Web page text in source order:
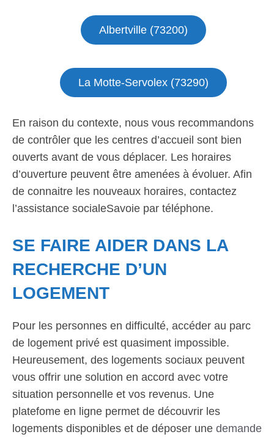
Albertville (73200)
La Motte-Servolex (73290)
En raison du contexte, nous vous recommandons
de contrôler que les centres d’accueil sont bien
ouverts avant de vous déplacer. Les horaires
d’ouverture peuvent être amenées à évoluer. Afin
de connaitre les nouveaux horaires, contactez
l’assistance socialeSavoie par téléphone.
SE FAIRE AIDER DANS LA
RECHERCHE D’UN
LOGEMENT
Pour les personnes en difficulté, accéder au parc
de logement privé est quasiment impossible.
Heureusement, des logements sociaux peuvent
vous offrir une solution en accord avec votre
situation personnelle et vos revenus. Une
platefome en ligne permet de découvrir les
logements disponibles et de déposer une demande